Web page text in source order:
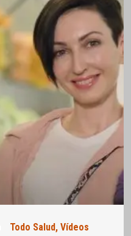
Todo Salud, Vídeos